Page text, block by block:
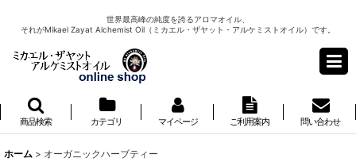
世界最高峰の純度を誇るアロマオイル、
それがMikael Zayat Alchemist Oil（ミカエル・ザヤット・アルケミストオイル）です。
商品検索 カテゴリ マイページ ご利用案内 問い合わせ
ホーム > オーガニックハーブティー